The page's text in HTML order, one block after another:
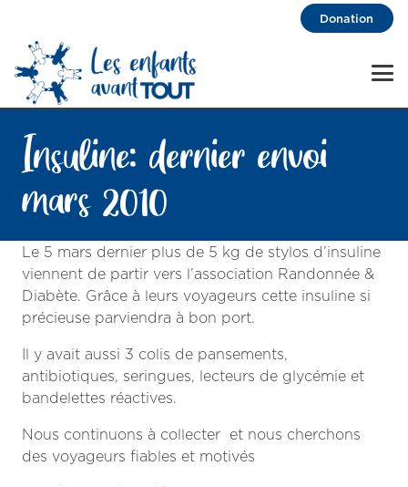
Donation
Insuline: dernier envoi
mars 2010
Le 5 mars dernier plus de 5 kg de stylos d’insuline
viennent de partir vers l’association Randonnée &
Diabète. Grâce à leurs voyageurs cette insuline si
précieuse parviendra à bon port.
Il y avait aussi 3 colis de pansements,
antibiotiques, seringues, lecteurs de glycémie et
bandelettes réactives.
Nous continuons à collecter et nous cherchons
des voyageurs fiables et motivés